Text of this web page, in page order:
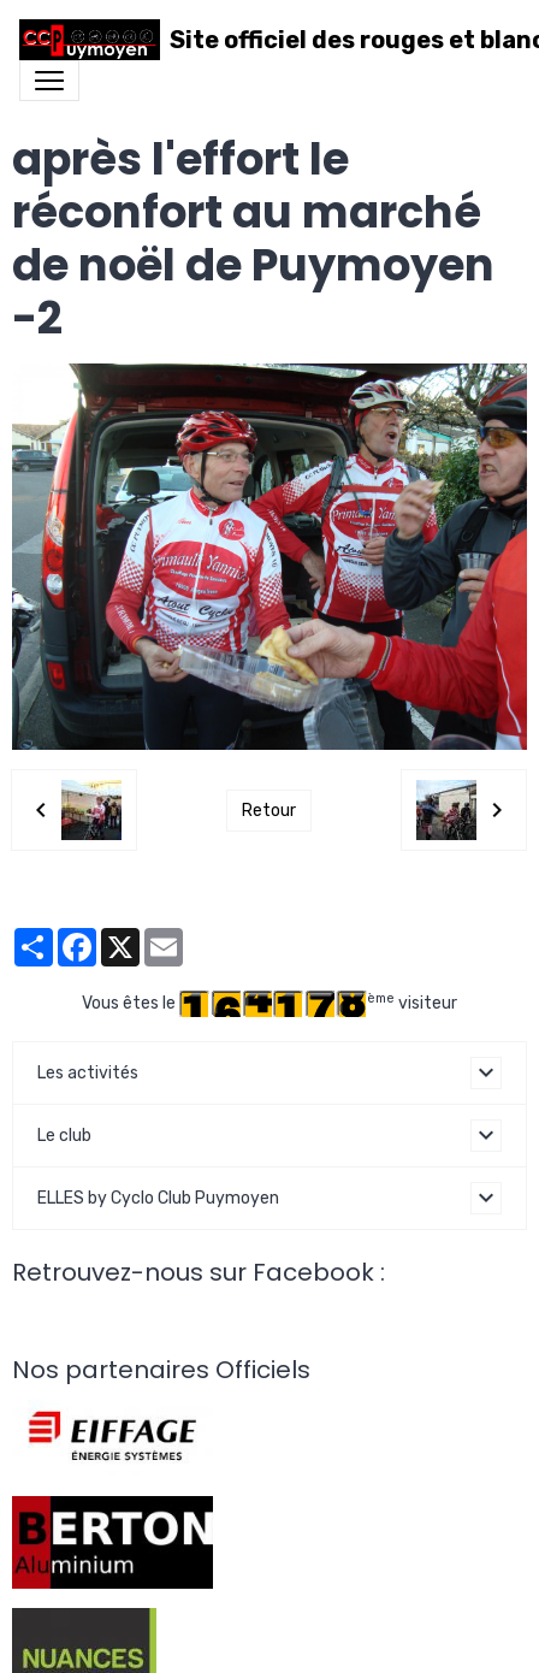
Site officiel des rouges et
après l'effort le
réconfort au marché
de noël de Puymoyen
-2
Retour
PartagerFacebook
X
Vous êtes le ème visiteur
Les activités
Le club
ELLES by Cyclo Club Puymoyen
Retrouvez-nous sur Facebook :
Nos partenaires Officiels